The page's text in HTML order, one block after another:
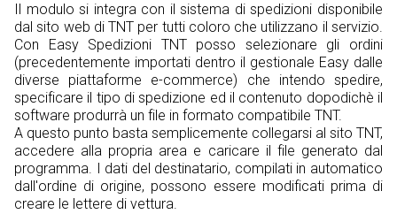
Il modulo si integra con il sistema di spedizioni disponibile
dal sito web di TNT per tutti coloro che utilizzano il servizio.
Con Easy Spedizioni TNT posso selezionare gli ordini
(precedentemente importati dentro il gestionale Easy dalle
diverse piattaforme e-commerce) che intendo spedire,
specificare il tipo di spedizione ed il contenuto dopodichè il
software produrrà un file in formato compatibile TNT.
A questo punto basta semplicemente collegarsi al sito TNT,
accedere alla propria area e caricare il file generato dal
programma. I dati del destinatario, compilati in automatico
dall'ordine di origine, possono essere modificati prima di
creare le lettere di vettura.